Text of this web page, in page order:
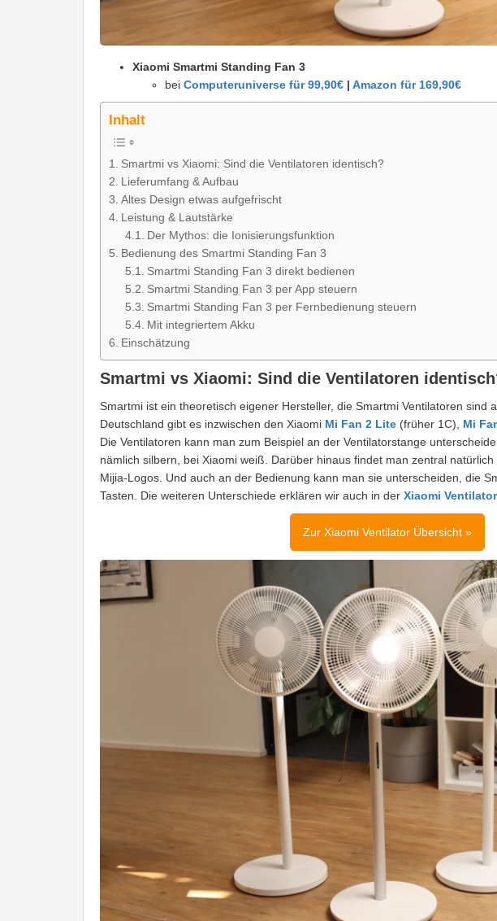
Xiaomi Smartmi Standing Fan 3
bei Computeruniverse für 99,90€ | Amazon für 169,90€
Inhalt
Smartmi vs Xiaomi: Sind die Ventilatoren identisch?
Lieferumfang & Aufbau
Altes Design etwas aufgefrischt
Leistung & Lautstärke
Der Mythos: die Ionisierungsfunktion
Bedienung des Smartmi Standing Fan 3
Smartmi Standing Fan 3 direkt bedienen
Smartmi Standing Fan 3 per App steuern
Smartmi Standing Fan 3 per Fernbedienung steuern
Mit integriertem Akku
Einschätzung
Smartmi vs Xiaomi: Sind die Ventilatoren
Smartmi ist ein theoretisch eigener Hersteller, die Smartmi Ventilatoren sind
Deutschland gibt es inzwischen den Xiaomi Mi Fan 2 Lite (früher 1C), Mi
Die Ventilatoren kann man zum Beispiel an der Ventilatorstange
nämlich silbern, bei Xiaomi weiß. Darüber hinaus findet man zentral
Mijia-Logos. Und auch an der Bedienung kann man sie unterscheiden, die
Tasten. Die weiteren Unterschiede erklären wir auch in der Xiaomi
Zur Xiaomi Ventilator Übersicht »